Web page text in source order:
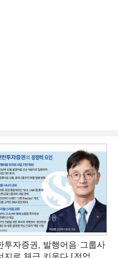
투자증권, 발행어음·그룹사